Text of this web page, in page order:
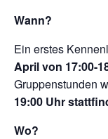
Wann?
Ein erstes
April von 17:00-
Gruppenstunden
19:00 Uhr
Wo?